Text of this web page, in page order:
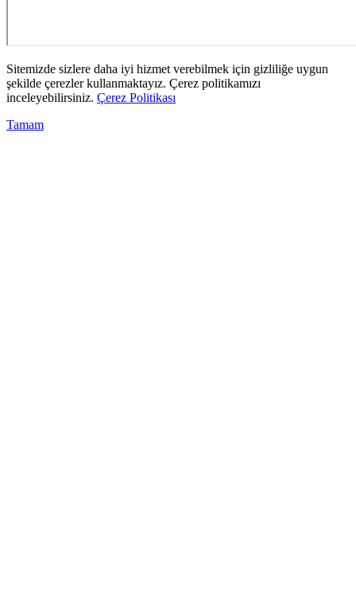
Sitemizde sizlere daha iyi hizmet verebilmek için gizliliğe uygun
şekilde çerezler kullanmaktayız. Çerez politikamızı
inceleyebilirsiniz. Çerez Politikası
Tamam